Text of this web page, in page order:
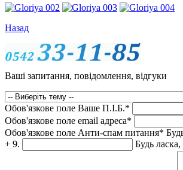
Назад
Ваші запитання, повідомлення, відгуки
Обов'язкове поле Ваше П.I.Б.*
Обов'язкове поле email адреса*
Обов'язкове поле Анти-спам питання*
+ 9.
Будь